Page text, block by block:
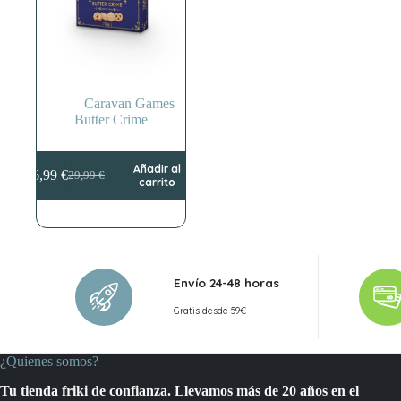
Caravan Games
Butter Crime
29,99€
El
precio
era:
26,99 €El
precio
es:
Añadir al
carrito
Envío 24-48 horas
Gratis desde 59€
¿Quienes somos?
Tu tienda friki de confianza. Llevamos más de 20 años en el